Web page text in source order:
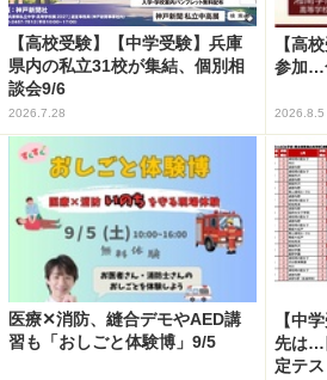
【高校受験】【中学受験】兵庫
県内の私立31校が集結、個別相
談会9/6
2026.7.28
【高
参加…
2026.8.5
医療✕消防、縫合デモやAED講
習も「おしごと体験博」9/5
【中
先は…
定テ